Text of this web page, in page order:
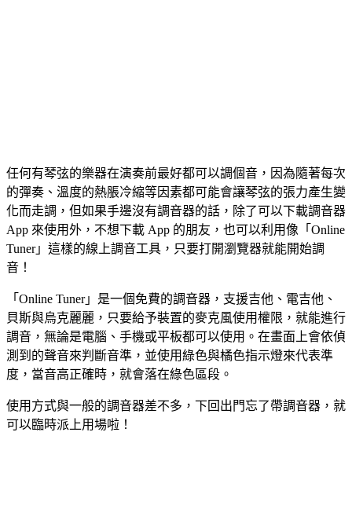
任何有琴弦的樂器在演奏前最好都可以調個音，因為隨著每次
的彈奏、溫度的熱脹冷縮等因素都可能會讓琴弦的張力產生變
化而走調，但如果手邊沒有調音器的話，除了可以下載調音器
App 來使用外，不想下載 App 的朋友，也可以利用像「Online
Tuner」這樣的線上調音工具，只要打開瀏覽器就能開始調
音！
「Online Tuner」是一個免費的調音器，支援吉他、電吉他、
貝斯與烏克麗麗，只要給予裝置的麥克風使用權限，就能進行
調音，無論是電腦、手機或平板都可以使用。在畫面上會依偵
測到的聲音來判斷音準，並使用綠色與橘色指示燈來代表準
度，當音高正確時，就會落在綠色區段。
使用方式與一般的調音器差不多，下回出門忘了帶調音器，就
可以臨時派上用場啦！